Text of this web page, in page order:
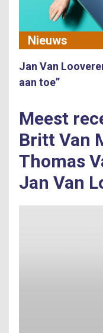
Nieuws
Jan Van
aan toe”
Meest
Britt Van
Thomas
Jan Van